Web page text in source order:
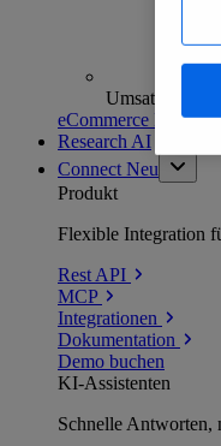
eCommerce Insights
Research AI
Connect Neu
Produkt
Flexible Integration
Rest API
MCP
Integrationen
Dokumentation
Demo buchen
KI-Assistenten
Schnelle Antworten,